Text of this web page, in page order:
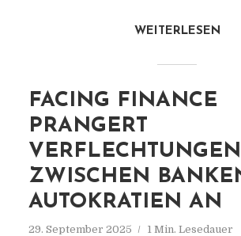
WEITERLESEN
FACING FINANCE
PRANGERT
VERFLECHTUNGEN
ZWISCHEN
AUTOKRATIEN AN
29. September 2025 1 Min. Lesedauer